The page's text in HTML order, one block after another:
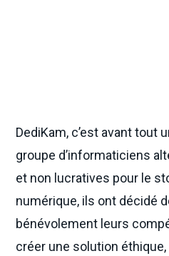
DediKam, c’est avant tout
groupe d’informaticiens
et non lucratives pour le
numérique, ils ont décidé
bénévolement leurs
créer une solution